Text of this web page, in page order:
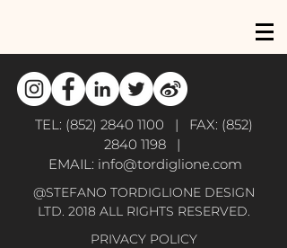
TEL: (852) 2840 1100 | FAX: (852)
2840 1198|
EMAIL: info@tordiglione.com
@STEFANO TORDIGLIONE DESIGN
LTD. 2018 ALL RIGHTS RESERVED.
PRIVACY POLICY